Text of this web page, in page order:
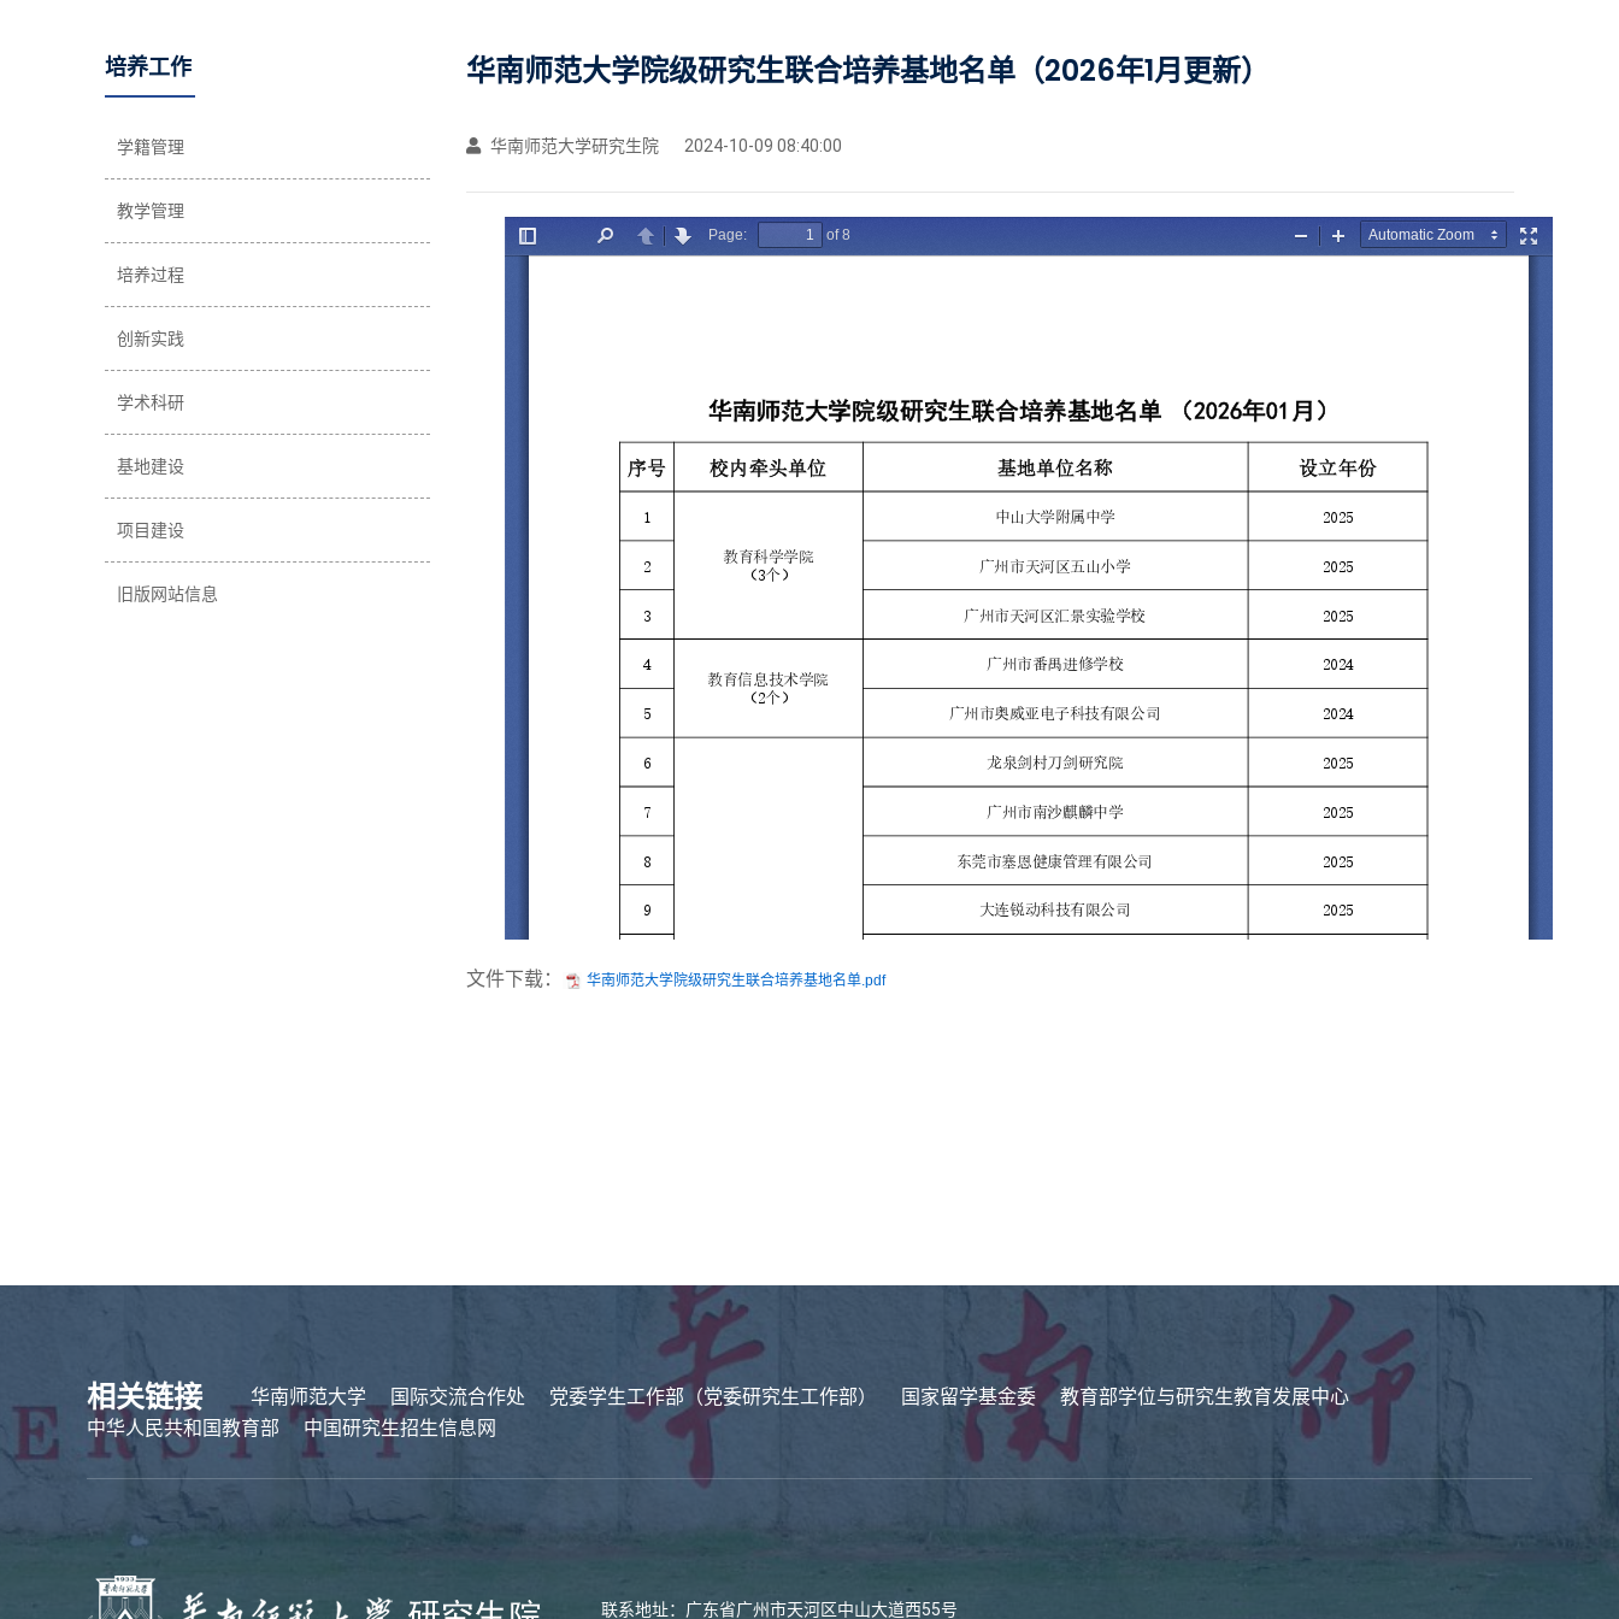
培养工作
学籍管理
教学管理
培养过程
创新实践
学术科研
基地建设
项目建设
旧版网站信息
华南师范大学院级研究生联合培养基地名单（2026年1月更新）
华南师范大学研究生院 2024-10-09 08:40:00
文件下载： 华南师范大学院级研究生联合培养基地名单.pdf
相关链接 华南师范大学 国际交流合作处 党委学生工作部（党委研究生工作部） 国家留学基金委
教育部学位与研究生教育发展中心
中华人民共和国教育部
中国研究生招生信息网
联系地址：广东省广州市天河区中山大道西55号